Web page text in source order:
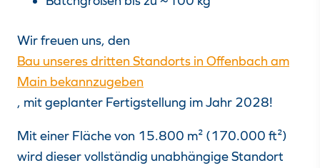
Wir freuen uns, den
Bau unseres dritten Standorts in Offenbach am
Main bekannzugeben
, mit geplanter Fertigstellung im Jahr 2028!
Mit einer Fläche von 15.800 m² (170.000 ft²)
wird dieser vollständig unabhängige Standort